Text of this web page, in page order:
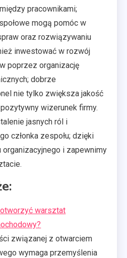
pracownikami;
mogą pomóc w
oraz rozwiązywaniu
inwestować w rozwój
poprzez organizację
dobrze
nie tylko zwiększa jakość
wizerunek firmy.
jasnych ról i
członka zespołu; dzięki
organizacyjnego i zapewnimy
warsztat
związanej z otwarciem
wymaga przemyślenia